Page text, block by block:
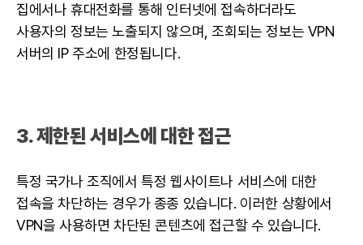
집에서나 휴대전화를 통해 인터넷에 접속하더라도
사용자의 정보는 노출되지 않으며, 조회되는 정보는 VPN
서버의 IP 주소에 한정됩니다.
3. 제한된 서비스에 대한 접근
특정 국가나 조직에서 특정웹사이트나 서비스에 대한
접속을 차단하는 경우가 종종 있습니다. 이러한 상황에서
VPN을 사용하면 차단된 콘텐츠에 접근할 수 있습니다.